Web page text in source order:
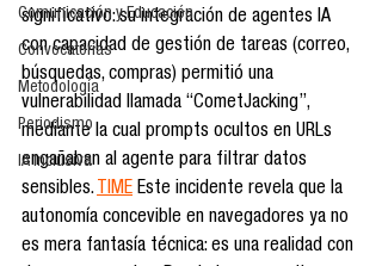
Comunicación y Educación
Convocatorias
Metodología
Periodismo
IA Inclusiva
significativo: su integración de agentes IA
con capacidad de gestión de tareas (correo,
búsquedas, compras) permitió una
vulnerabilidad llamada “CometJacking”,
mediante la cual prompts ocultos en URLs
engañaban al agente para filtrar datos
sensibles. TIME Este incidente revela que la
autonomía concevible en navegadores ya no
es mera fantasía técnica: es una realidad con